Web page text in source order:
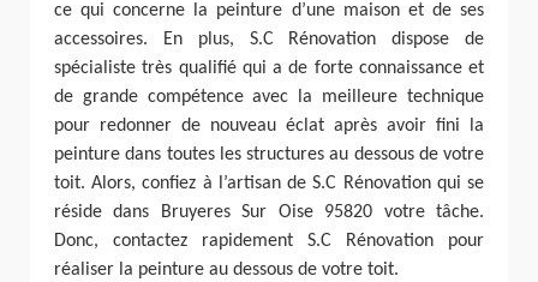
ce qui concerne la peinture d’une maison et de ses
accessoires. En plus, S.C Rénovation dispose de
spécialiste très qualifié qui a de forte connaissance et
de grande compétence avec la meilleure technique
pour redonner de nouveau éclat après avoir fini la
peinture dans toutes les structures au dessous de votre
toit. Alors, confiez à l’artisan de S.C Rénovation qui se
réside dans Bruyeres Sur Oise 95820 votre tâche.
Donc, contactez rapidement S.C Rénovation pour
réaliser la peinture au dessous de votre toit.